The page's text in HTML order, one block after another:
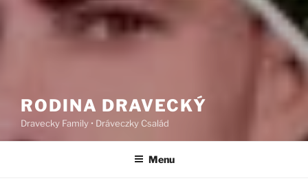
RODINA DRAVECKÝ
Dravecky Family • Dráveczky Család
Menu